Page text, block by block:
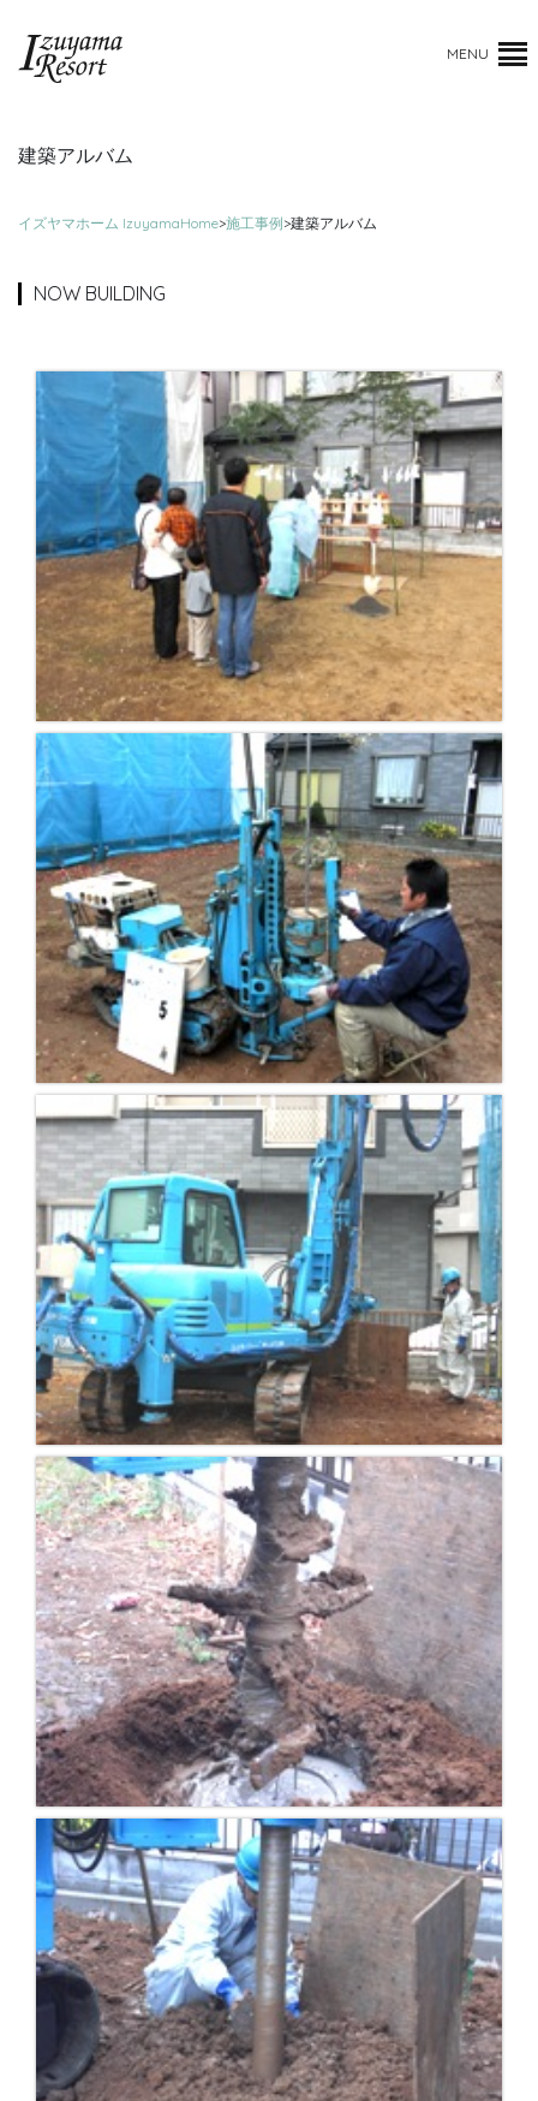
MENU
建築アルバム
イズヤマホーム IzuyamaHome>施工事例>建築アルバム
NOW BUILDING